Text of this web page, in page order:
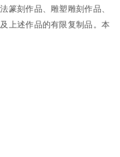
刻作品、雕塑雕刻作品、
上述作品的有限复制品。本